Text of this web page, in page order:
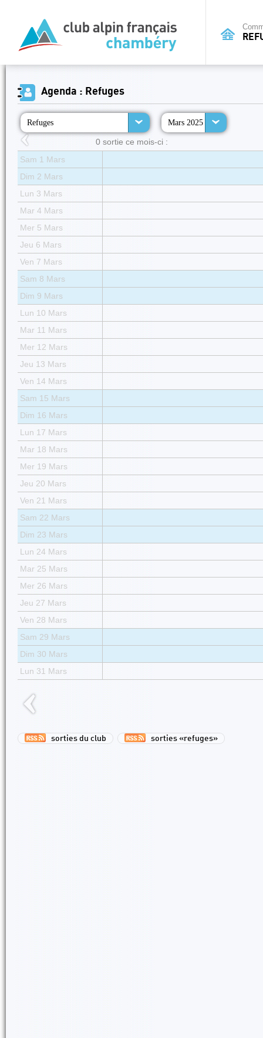
Agenda : Refuges
Refuges Mars 2025
0 sortie ce mois-ci :
Sam 1 Mars
Dim 2 Mars
Lun 3 Mars
Mar 4 Mars
Mer 5 Mars
Jeu 6 Mars
Ven 7 Mars
Sam 8 Mars
Dim 9 Mars
Lun 10 Mars
Mar 11 Mars
Mer 12 Mars
Jeu 13 Mars
Ven 14 Mars
Sam 15 Mars
Dim 16 Mars
Lun 17 Mars
Mar 18 Mars
Mer 19 Mars
Jeu 20 Mars
Ven 21 Mars
Sam 22 Mars
Dim 23 Mars
Lun 24 Mars
Mar 25 Mars
Mer 26 Mars
Jeu 27 Mars
Ven 28 Mars
Sam 29 Mars
Dim 30 Mars
Lun 31 Mars
sorties du club sorties «refuges»